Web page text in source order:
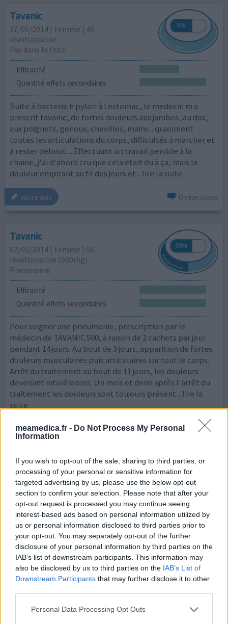
meamedica.fr - Do Not Process My Personal
Information
If you wish to opt-out of the sale, sharing to third parties, or
processing of your personal or sensitive information for
targeted advertising by us, please use the below opt-out
section to confirm your selection. Please note that after your
opt-out request is processed you may continue seeing
interest-based ads based on personal information utilized by
us or personal information disclosed to third parties prior to
your opt-out. You may separately opt-out of the further
disclosure of your personal information by third parties on the
IAB’s list of downstream participants. This information may
also be disclosed by us to third parties on the IAB’s List of
Downstream Participants that may further disclose it to other
Personal Data Processing Opt Outs
Tavanic
27/05/2014 | Femme | 49
lévofloxacine
Pas dans la liste
Efficacité
Quantité effets secondaires
Suite à bacterie h pylori à l estomac, le medecin m a
prescrit tavanic, de fortes douleurs aux jambes, au dos,
aux poignets, genoux, chevilles, mains... quasiment
toutes les articulations du corps, difficultés à marcher et
à rester debout.... Effectuant un travail penible à la
chaine, j'ai d'abord cru que cela etait du à ça, mais la
douleur empirant au fil des jours et ...lire la suite
votre avis 0 réactions
Tavanic
02/05/2014 | Femme | 66
lévofloxacine (500mg)
Pneumonie
Efficacité
Quantité effets secondaires
Pour soigner une pneumonie, prescription par le
médecin de TAVANIC 500, à raison de 2 cachets par jour
pendant 14 jours. Au bout de 3 jours, apparition de fortes
douleurs musculaires puis articulaires sur tout le corps.
Arrêt du traitement au bout de 11 jours, les douleurs
devenant intolérables. Un mois et demi après l'arrêt du
traitement les douleurs sont toujours présent ...lire la
suite
votre avis 0 réactions
Tavanic
26/04/2014 | Homme | 75
lévofloxacine
Tendinite jambe
Efficacité
Quantité effets secondaires
Après 8 jours ( 2 cachets par jour), forte tendinite jambe
droite (rien à gauche). Après lecture du dépliant du
laboratoire, arrêt immédiat du produit de moi même,
marche sans faire d'effort sur le muscle et le tendon, 5
deux séances( jours 9 et 11) chez un kinésithérapeute.